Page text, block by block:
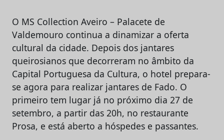
O MS Collection Aveiro – Palacete de
Valdemouro continua a dinamizar a oferta
cultural da cidade. Depois dos jantares
queirosianos que decorreram no âmbito da
Capital Portuguesa da Cultura, o hotel prepara-
se agora para realizar jantares de Fado. O
primeiro tem lugar já no próximo dia 27 de
setembro, a partir das 20h, no restaurante
Prosa, e está aberto a hóspedes e passantes.